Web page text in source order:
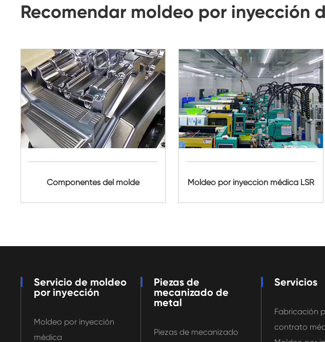
Recomendar moldeo por inyección
Componentes del molde Moldeo por inyección médica LSR
Servicio de moldeo
por inyección
Moldeo por inyección
médica
Piezas de
mecanizado de
metal
Piezas de mecanizado
Servicios
Fabricación
contrato